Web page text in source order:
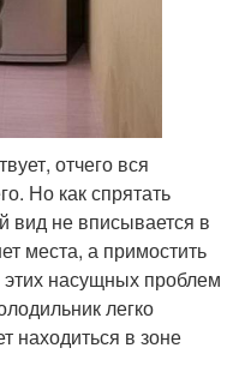
отчего вся
Но как спрятать
вид не вписывается в
места, а примостить
насущных проблем
легко
находиться в зоне